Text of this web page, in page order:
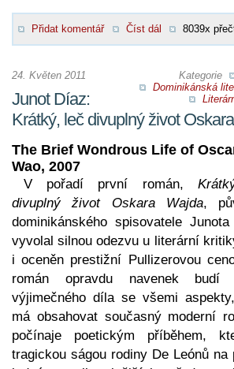
Přidat komentář Číst dál 8039x
Kategorie
Dominikánská
24. Květen 2011
Junot Díaz:
Krátký, leč divuplný život
The Brief Wondrous Life of
Wao, 2007
V pořadí první román,
divuplný život Oskara Wajda,
dominikánského spisovatele
vyvolal silnou odezvu u literární
i oceněn prestižní Pullizerovou
román opravdu navenek budí
výjimečného díla se všemi
má obsahovat současný moderní
počínaje poetickým příběhem,
tragickou ságou rodiny De Leónů na